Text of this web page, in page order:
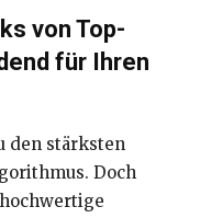
von Top-
für Ihren
den stärksten
Doch